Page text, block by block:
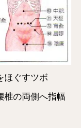
ほぐすツボ
椎の両側へ指幅